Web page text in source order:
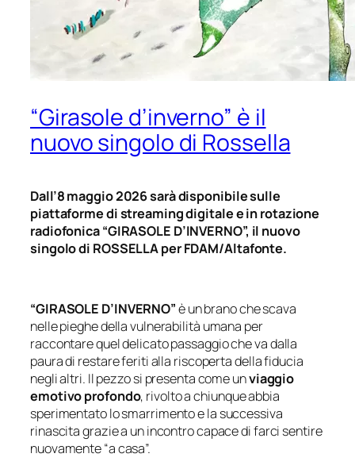
“Girasole d’inverno” è il
nuovo singolo di Rossella
Dall’8 maggio 2026 sarà disponibile sulle
piattaforme di streaming digitale e in rotazione
radiofonica “GIRASOLE D’INVERNO”, il nuovo
singolo di ROSSELLA per FDAM/Altafonte.
“GIRASOLE D’INVERNO”è un brano che scava
nelle pieghe della vulnerabilità umana per
raccontare quel delicato passaggio che va dalla
paura di restare feriti alla riscoperta della fiducia
negli altri. Il pezzo si presenta come unviaggio
emotivo profondo, rivolto a chiunque abbia
sperimentato lo smarrimento e la successiva
rinascita grazie a un incontro capace di farci sentire
nuovamente “a casa”.